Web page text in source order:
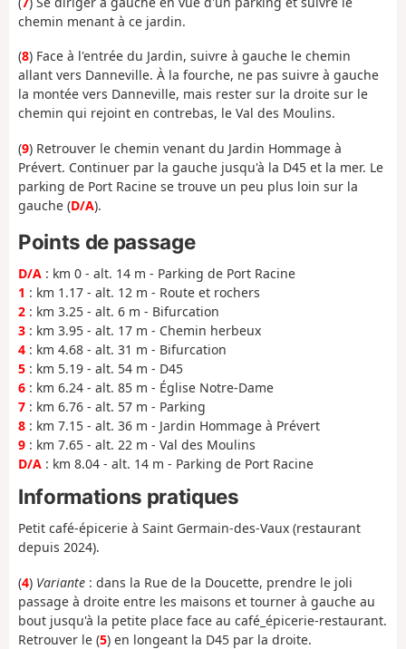
chemin menant à ce jardin.
(8) Face à l'entrée du Jardin, suivre à gauche le chemin
allant vers Danneville. À la fourche, ne pas suivre à gauche
la montée vers Danneville, mais rester sur la droite sur le
chemin qui rejoint en contrebas, le Val des Moulins.
(9) Retrouver le chemin venant du Jardin Hommage à
Prévert. Continuer par la gauche jusqu'à la D45 et la mer. Le
parking de Port Racine se trouve un peu plus loin sur la
gauche (D/A).
Points de passage
D/A : km 0 - alt. 14 m - Parking de Port Racine
1 : km 1.17 - alt. 12 m - Route et rochers
2 : km 3.25 - alt. 6 m - Bifurcation
3 : km 3.95 - alt. 17 m - Chemin herbeux
4 : km 4.68 - alt. 31 m - Bifurcation
5 : km 5.19 - alt. 54 m - D45
6 : km 6.24 - alt. 85 m - Église Notre-Dame
7 : km 6.76 - alt. 57 m - Parking
8 : km 7.15 - alt. 36 m - Jardin Hommage à Prévert
9 : km 7.65 - alt. 22 m - Val des Moulins
D/A : km 8.04 - alt. 14 m - Parking de Port Racine
Informations pratiques
Petit café-épicerie à Saint Germain-des-Vaux (restaurant
depuis 2024).
(4) Variante : dans la Rue de la Doucette, prendre le joli
passage à droite entre les maisons et tourner à gauche au
bout jusqu'à la petite place face au café_épicerie-restaurant.
Retrouver le (5) en longeant la D45 par la droite.